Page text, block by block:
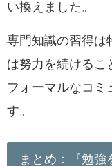
い換えました。
専門知識の習得は
は努力を続けるこ
フォーマルなコミ
す。
まとめ：『勉